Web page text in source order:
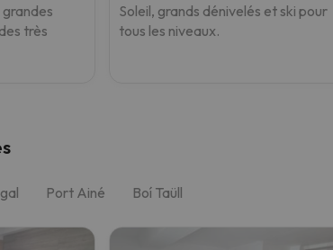
très
Soleil, grands dénivelés et ski pour
tous les niveaux.
Port Ainé Boí Taüll